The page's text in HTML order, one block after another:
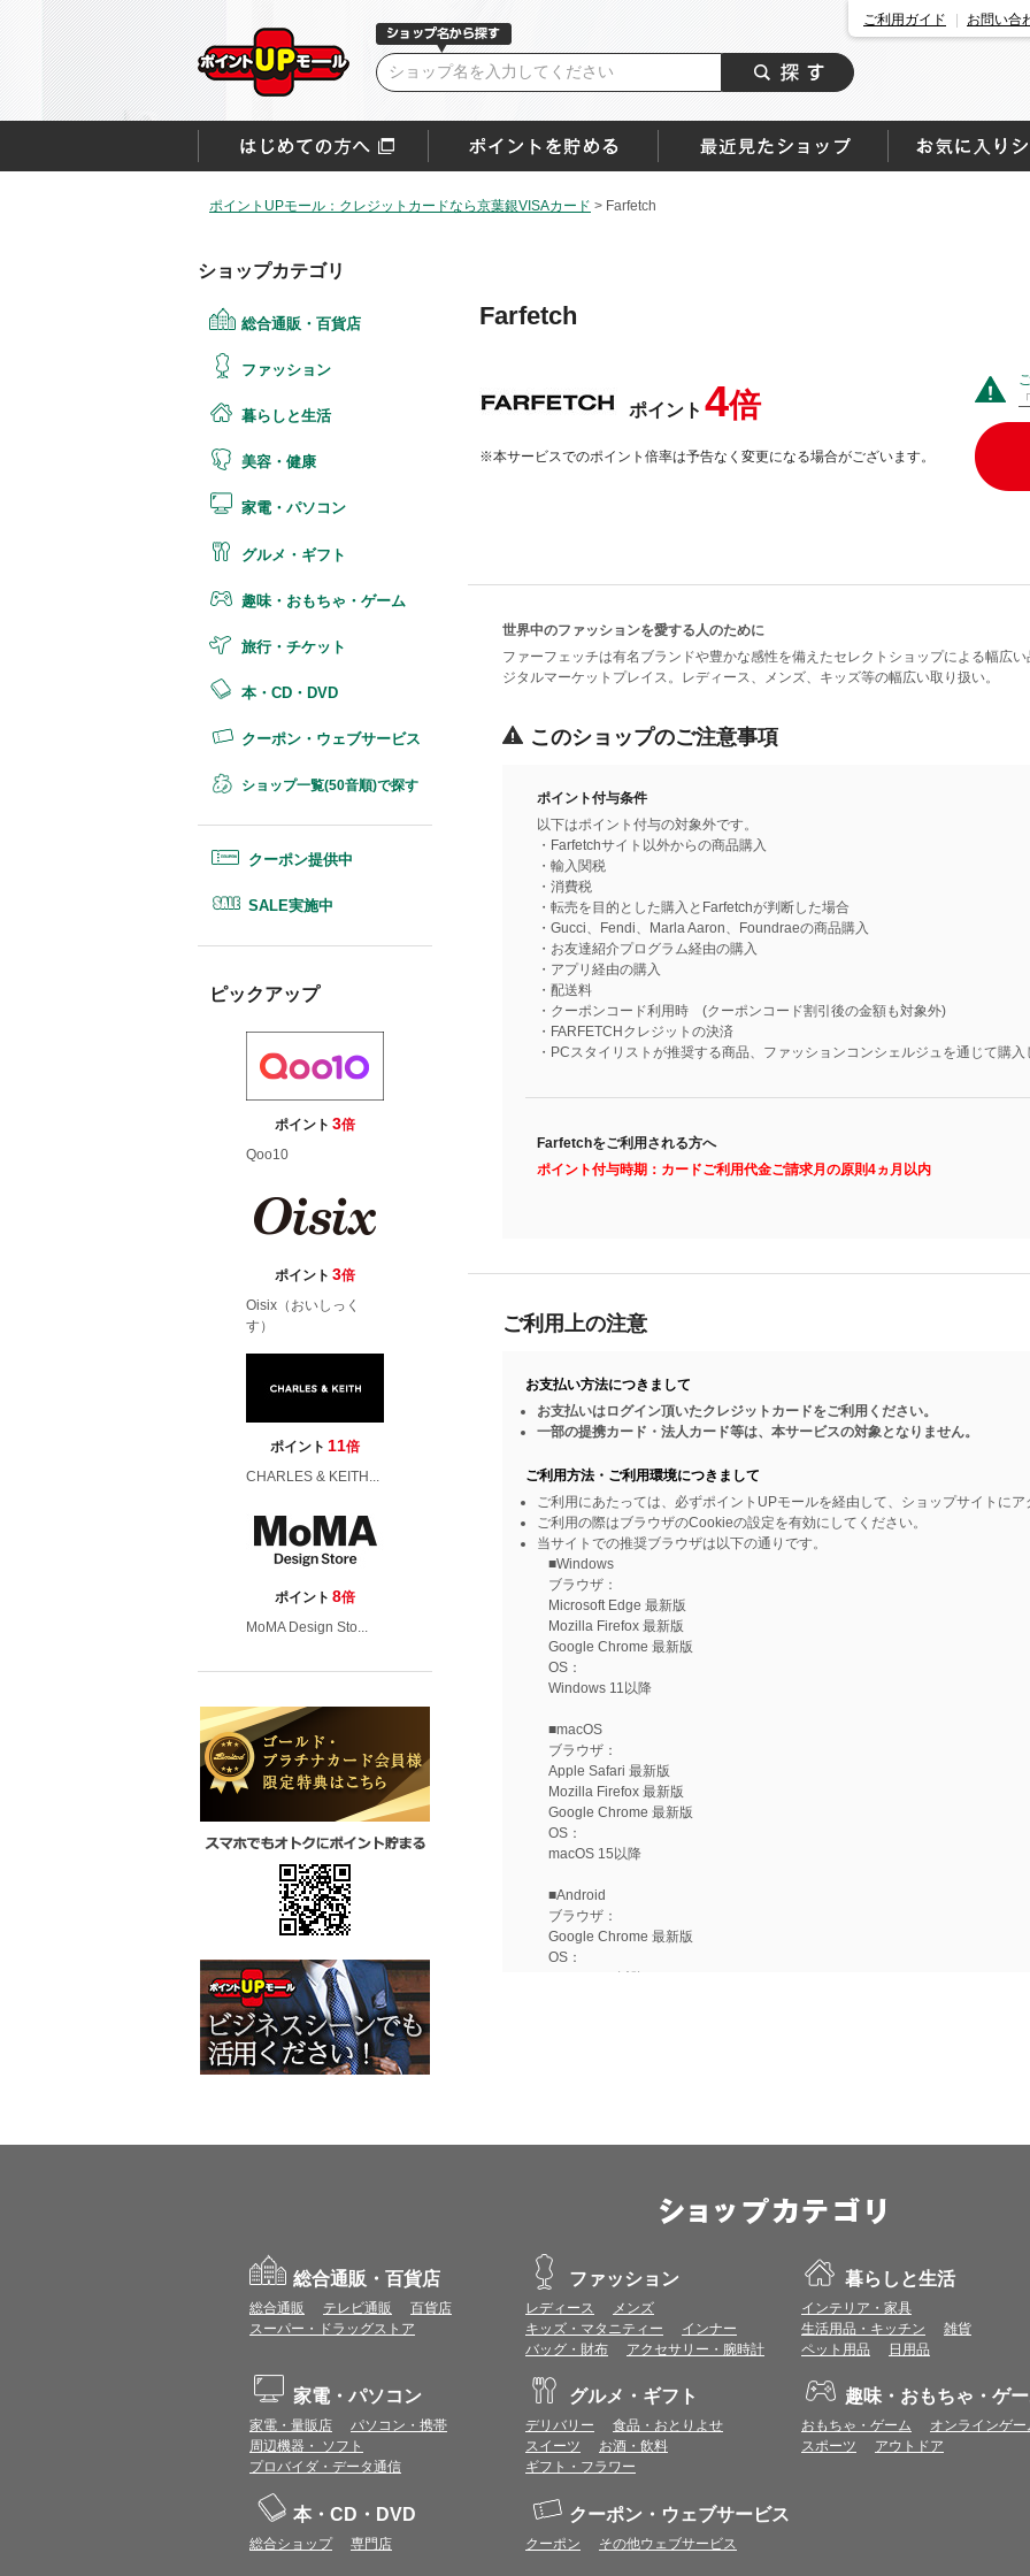
ご利用ガイド お問い合
ポイントUPモール：クレジットカードなら京葉銀VISAカード > Farfetch
ショップカテゴリ
総合通販・百貨店
ファッション
暮らしと生活
美容・健康
家電・パソコン
グルメ・ギフト
趣味・おもちゃ・ゲーム
旅行・チケット
本・CD・DVD
クーポン・ウェブサービス
ショップ一覧(50音順)で探す
クーポン提供中
SALE実施中
ピックアップ
ポイント 3倍
Qoo10
ポイント 3倍
Oisix（おいしっく
す）
ポイント 11倍
CHARLES & KEITH...
ポイント 8倍
MoMA Design Sto...
Farfetch
ポイント 4倍
※本サービスでのポイント倍率は予告なく変更になる場合がございます。
世界中のファッションを愛する人のために
ファーフェッチは有名ブランドや豊かな感性を備えたセレクトショップによる幅広
ジタルマーケットプレイス。レディース、メンズ、キッズ等の幅広い取り扱い。
このショップのご注意事項
ポイント付与条件
以下はポイント付与の対象外です。
・Farfetchサイト以外からの商品購入
・輸入関税
・消費税
・転売を目的とした購入とFarfetchが判断した場合
・Gucci、Fendi、Marla Aaron、Foundraeの商品購入
・お友達紹介プログラム経由の購入
・アプリ経由の購入
・配送料
・クーポンコード利用時 (クーポンコード割引後の金額も対象外)
・FARFETCHクレジットの決済
・PCスタイリストが推奨する商品、ファッションコンシェルジュを通じて購
Farfetchをご利用される方へ
ポイント付与時期：カードご利用代金ご請求月の原則4ヵ月以内
ご利用上の注意
お支払い方法につきまして
お支払いはログイン頂いたクレジットカードをご利用ください。
一部の提携カード・法人カード等は、本サービスの対象となりません。
ご利用方法・ご利用環境につきまして
ご利用にあたっては、必ずポイントUPモールを経由して、ショップサイトにア
ご利用の際はブラウザのCookieの設定を有効にしてください。
当サイトでの推奨ブラウザは以下の通りです。
■Windows
ブラウザ：
Microsoft Edge 最新版
Mozilla Firefox 最新版
Google Chrome 最新版
OS：
Windows 11以降
■macOS
ブラウザ：
Apple Safari 最新版
Mozilla Firefox 最新版
Google Chrome 最新版
OS：
macOS 15以降
■Android
ブラウザ：
Google Chrome 最新版
OS：
Android 15以降
※各ブラウザの最新版はリリース後1ヶ月前後で動作確認いたします。
※推奨以外のブラウザや、推奨以前のバージョンのブラウザをご利用の場合
すので、推奨ブラウザでのご利用をお願いいたします。
＜CookieやJavaScriptについて＞
本サービスではCookieとJavaScriptの機能を使用している為、Cookieと
ポイント付与につきまして
ワールドプレゼントのポイント通常1倍分に加え、上乗せとなる1〜19倍分のポ
ントとして付与いたします。
プレミアムポイント付与の対象は、商品代金のみ（税・送料等を除く）となりま
プレミアムポイントの付与予定時期は、カードご利用代金のご請求月と異なる
とに異なりますので、各ショップのショップ詳細ページにてご確認ください。
200円のご利用につき1ポイントとして計算されるため、一部の法人カード等に
対象サイトにアクセス後、カード決済前に別サイトにアクセスした場合は、ポ
商品購入後、購入内容等に変更があった場合は、プレミアムポイント付与の対
商品をキャンセル・返品した場合は、プレミアムポイント付与の対象となりませ
総合通販・百貨店
総合通販 テレビ通販
百貨店
スーパー・ドラッグストア
ファッション
レディース
メンズ
キッズ・マタニティー
インナー
バッグ・財布
アクセサリー・腕時計
暮らしと生活
インテリア・家具
生活用品・キッチン
雑貨
ペット用品
日用品
家電・パソコン
家電・量販店
パソコン・携帯
周辺機器・ ソフト
プロバイダ・データ通信
グルメ・ギフト
デリバリー
食品・おとりよせ
スイーツ
お酒・飲料
ギフト・フラワー
趣味・おもちゃ・ゲ
おもちゃ・ゲーム
オンラインゲー
スポーツ
アウトドア
本・CD・DVD
総合ショップ 専門店
クーポン・ウェブサービス
クーポン その他ウェブサービス